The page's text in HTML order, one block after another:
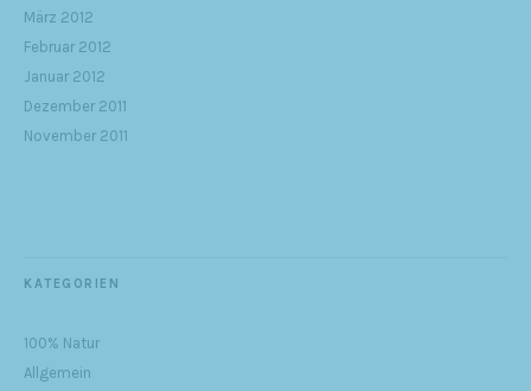
März 2012
Februar 2012
Januar 2012
Dezember 2011
November 2011
KATEGORIEN
100% Natur
Allgemein